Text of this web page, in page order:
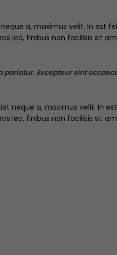
a, maximus velit. In est
leo, finibus non facilisis sit
Excepteur sint
neque a, maximus velit. In
leo, finibus non facilisis sit